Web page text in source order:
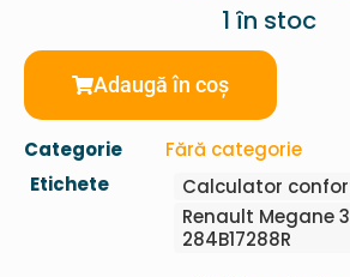
1 în stoc
Adaugă în coș
Categorie
Fără categorie
Etichete
Calculator
Renault Megane
284B17288R